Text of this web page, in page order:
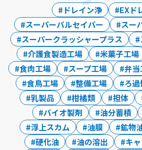
ドレイン浄
EXド
スーパーバルセイバー
スー
スーパークラッシャープラス
介護食製造工場
米菓子工場
食肉工場
スープ工場 弁
食鳥工場
整備工場 ろ
乳製品
柑橘類 担体
バイオ製剤
油分蓄積
浮上スカム
油膜 鉱物
硬化油
油の溶出
キ